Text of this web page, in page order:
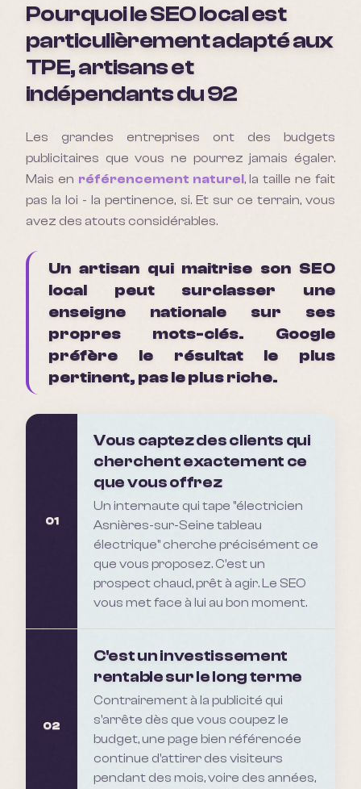
Pourquoi le SEO local est
particulièrement adapté aux
TPE, artisans et
indépendants du 92
Les grandes entreprises ont des budgets
publicitaires que vous ne pourrez jamais égaler.
Mais en référencement naturel, la taille ne fait
pas la loi - la pertinence, si. Et sur ce terrain, vous
avez des atouts considérables.
Un artisan qui maitrise son SEO
local peut surclasser une
enseigne nationale sur ses
propres mots-clés. Google
préfère le résultat le plus
pertinent, pas le plus riche.
01
Vous captez des clients qui
cherchent exactement ce
que vous offrez
Un internaute qui tape "électricien
Asnières-sur-Seine tableau
électrique" cherche précisément ce
que vous proposez. C'est un
prospect chaud, prêt à agir. Le SEO
vous met face à lui au bon moment.
02
C'est un investissement
rentable sur le long terme
Contrairement à la publicité qui
s'arrête dès que vous coupez le
budget, une page bien référencée
continue d'attirer des visiteurs
pendant des mois, voire des années,